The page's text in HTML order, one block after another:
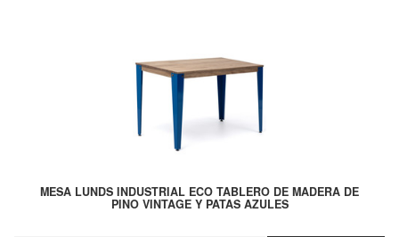
MESA LUNDS INDUSTRIAL ECO TABLERO DE MADERA DE
PINO VINTAGE Y PATAS AZULES